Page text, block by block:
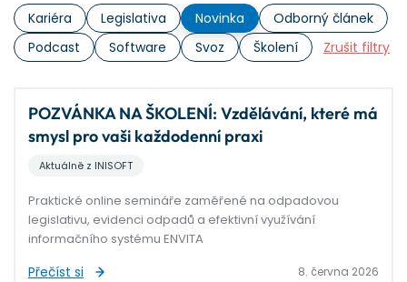
Kariéra Legislativa Novinka
Odborný článek
Podcast
Software Svoz Školení Zrušit filtry
POZVÁNKA NA ŠKOLENÍ: Vzdělávání, které má
smysl pro vaši každodenní praxi
Aktuálně z INISOFT
Praktické online semináře zaměřené na odpadovou
legislativu, evidenci odpadů a efektivní využívání
informačního systému ENVITA
Přečíst si 8. června 2026